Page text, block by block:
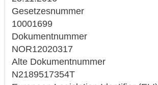
Gesetzesnummer
10001699
Dokumentnummer
NOR12020317
Alte Dokumentnummer
N2189517354T